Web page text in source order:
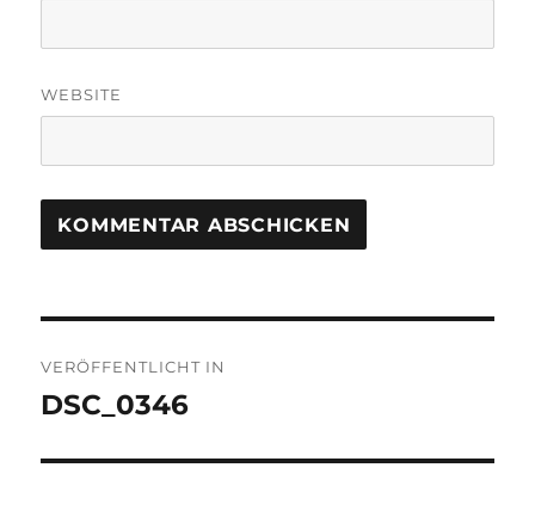
WEBSITE
VERÖFFENTLICHT IN
DSC_0346